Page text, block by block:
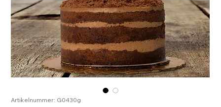
Artikelnummer: G0430g